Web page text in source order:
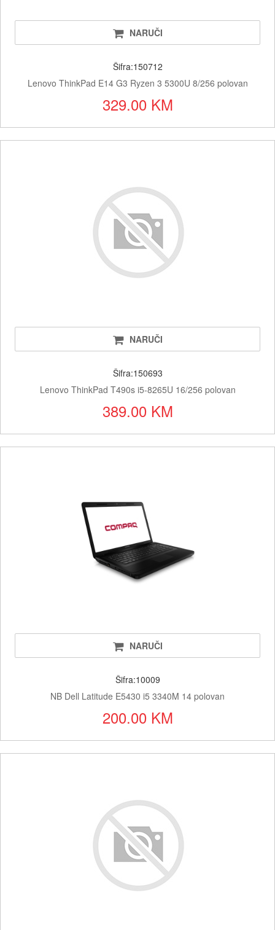
NARUČI
Šifra:150712
Lenovo ThinkPad E14 G3 Ryzen 3 5300U 8/256 polovan
329.00 KM
NARUČI
Šifra:150693
Lenovo ThinkPad T490s i5-8265U 16/256 polovan
389.00 KM
NARUČI
Šifra:10009
NB Dell Latitude E5430 i5 3340M 14 polovan
200.00 KM